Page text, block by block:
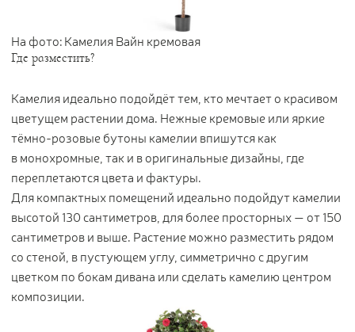
На фото: Камелия Вайн кремовая
Где разместить?
Камелия идеально подойдёт тем, кто мечтает о красивом
цветущем растении дома. Нежные кремовые или яркие
тёмно-розовые бутоны камелии впишутся как
в монохромные, так и в оригинальные дизайны, где
переплетаются цвета и фактуры.
Для компактных помещений идеально подойдут камелии
высотой 130 сантиметров, для более просторных — от 150
сантиметров и выше. Растение можно разместить рядом
со стеной, в пустующем углу, симметрично с другим
цветком по бокам дивана или сделать камелию центром
композиции.